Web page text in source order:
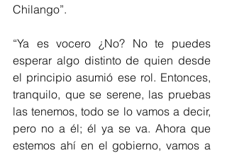
Chilango”.
“Ya es vocero ¿No? No te puedes
esperar algo distinto de quien desde
el principio asumió ese rol. Entonces,
tranquilo, que se serene, las pruebas
las tenemos, todo se lo vamos a decir,
pero no a él; él ya se va. Ahora que
estemos ahí en el gobierno, vamos a